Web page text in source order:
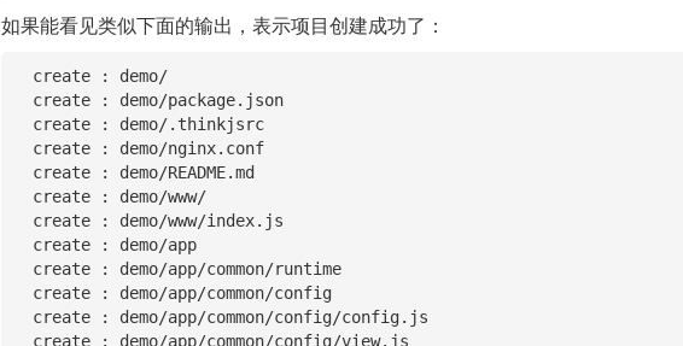
如果能看见类似下面的输出，表示项目创建成功了：